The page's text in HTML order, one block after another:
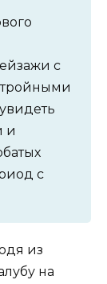
с
и
с
из
на